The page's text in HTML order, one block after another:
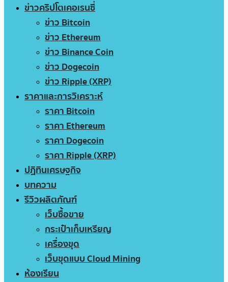
ข่าวคริปโตเคอเรนซี่
ข่าว Bitcoin
ข่าว Ethereum
ข่าว Binance Coin
ข่าว Dogecoin
ข่าว Ripple (XRP)
ราคาและการวิเคราะห์
ราคา Bitcoin
ราคา Ethereum
ราคา Dogecoin
ราคา Ripple (XRP)
ปฏิทินเศรษฐกิจ
บทความ
รีวิวผลิตภัณฑ์
เว็บซื้อขาย
กระเป๋าเก็บเหรียญ
เครื่องขุด
เว็บขุดแบบ Cloud Mining
ห้องเรียน